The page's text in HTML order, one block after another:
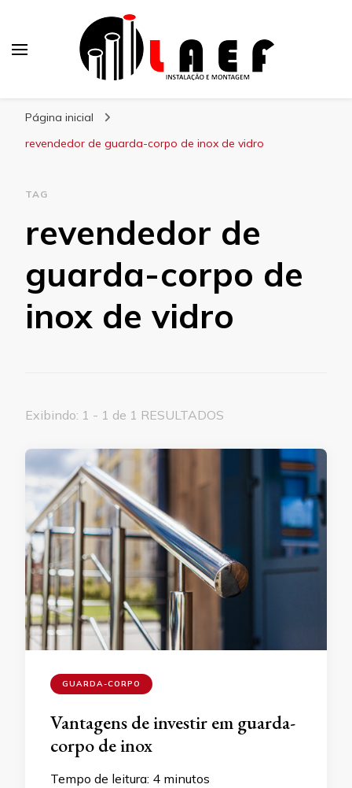
Página inicial
revendedor de guarda-corpo de inox de vidro
TAG
revendedor de
guarda-corpo de
inox de vidro
Exibindo: 1 - 1 de 1 RESULTADOS
GUARDA-CORPO
Vantagens de investir em guarda-
corpo de inox
Tempo de leitura: 4 minutos